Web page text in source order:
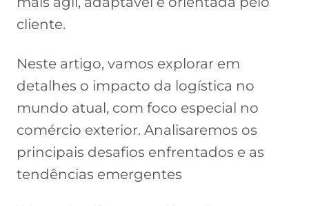
cliente.
Neste artigo, vamos explorar em
detalhes o impacto da logística no
mundo atual, com foco especial no
comércio exterior. Analisaremos os
principais desafios enfrentados e as
tendências emergentes